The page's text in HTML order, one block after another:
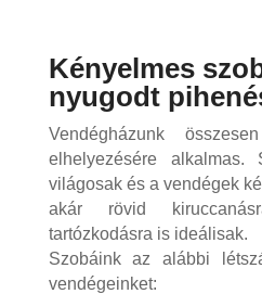
Kényelmes
nyugodt
Vendégházunk
elhelyezésére alkalmas.
világosak és a vendégek
akár rövid
tartózkodásra is ideálisak.
Szobáink az alábbi
vendégeinket: